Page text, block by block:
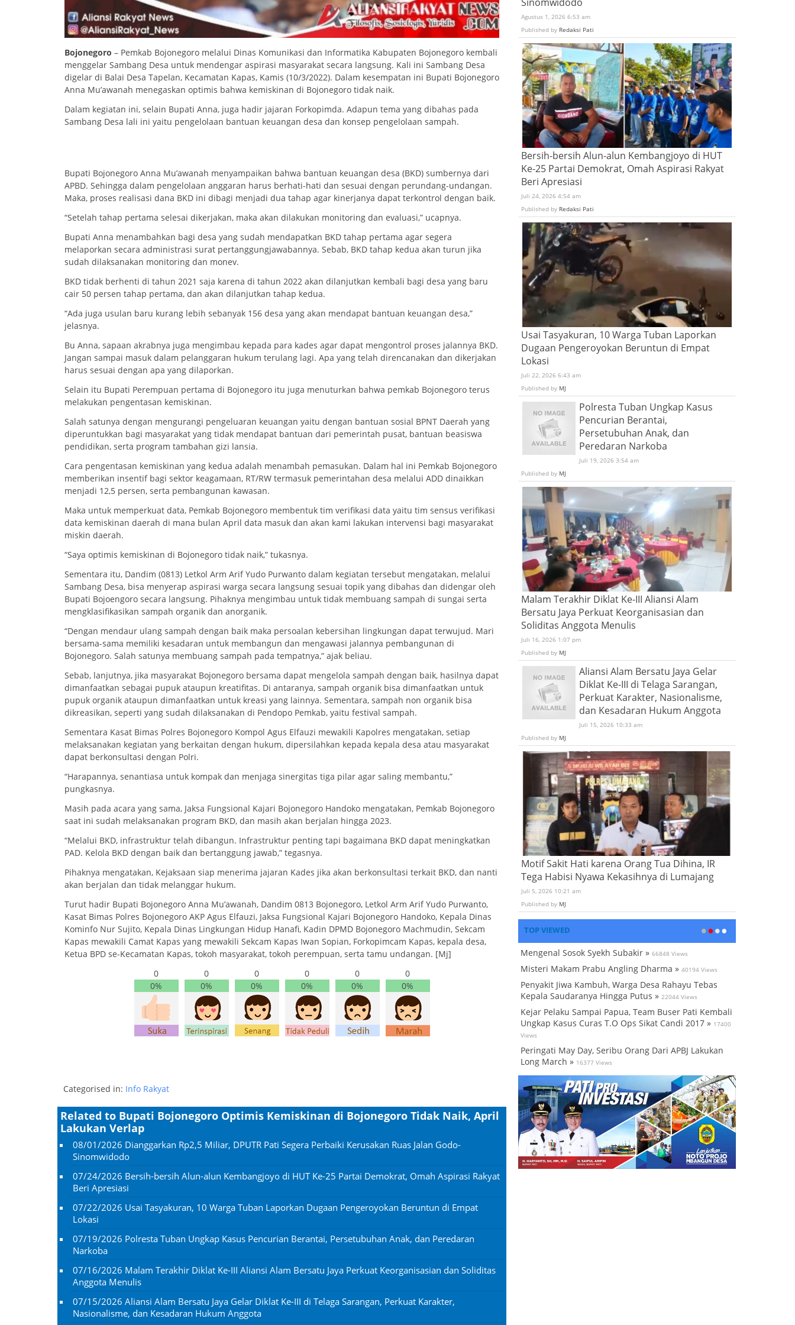
Bojonegoro – Pemkab Bojonegoro melalui Dinas Komunikasi dan Informatika Kabupaten Bojonegoro kembali
menggelar Sambang Desa untuk mendengar aspirasi masyarakat secara langsung. Kali ini Sambang Desa
digelar di Balai Desa Tapelan, Kecamatan Kapas, Kamis (10/3/2022). Dalam kesempatan ini Bupati Bojonegoro
Anna Mu’awanah menegaskan optimis bahwa kemiskinan di Bojonegoro tidak naik.
Dalam kegiatan ini, selain Bupati Anna, juga hadir jajaran Forkopimda. Adapun tema yang dibahas pada
Sambang Desa lali ini yaitu pengelolaan bantuan keuangan desa dan konsep pengelolaan sampah.
Bupati Bojonegoro Anna Mu’awanah menyampaikan bahwa bantuan keuangan desa (BKD) sumbernya dari
APBD. Sehingga dalam pengelolaan anggaran harus berhati-hati dan sesuai dengan perundang-undangan.
Maka, proses realisasi dana BKD ini dibagi menjadi dua tahap agar kinerjanya dapat terkontrol dengan baik.
“Setelah tahap pertama selesai dikerjakan, maka akan dilakukan monitoring dan evaluasi,” ucapnya.
Bupati Anna menambahkan bagi desa yang sudah mendapatkan BKD tahap pertama agar segera
melaporkan secara administrasi surat pertanggungjawabannya. Sebab, BKD tahap kedua akan turun jika
sudah dilaksanakan monitoring dan monev.
BKD tidak berhenti di tahun 2021 saja karena di tahun 2022 akan dilanjutkan kembali bagi desa yang baru
cair 50 persen tahap pertama, dan akan dilanjutkan tahap kedua.
“Ada juga usulan baru kurang lebih sebanyak 156 desa yang akan mendapat bantuan keuangan desa,”
jelasnya.
Bu Anna, sapaan akrabnya juga mengimbau kepada para kades agar dapat mengontrol proses jalannya BKD.
Jangan sampai masuk dalam pelanggaran hukum terulang lagi. Apa yang telah direncanakan dan dikerjakan
harus sesuai dengan apa yang dilaporkan.
Selain itu Bupati Perempuan pertama di Bojonegoro itu juga menuturkan bahwa pemkab Bojonegoro terus
melakukan pengentasan kemiskinan.
Salah satunya dengan mengurangi pengeluaran keuangan yaitu dengan bantuan sosial BPNT Daerah yang
diperuntukkan bagi masyarakat yang tidak mendapat bantuan dari pemerintah pusat, bantuan beasiswa
pendidikan, serta program tambahan gizi lansia.
Cara pengentasan kemiskinan yang kedua adalah menambah pemasukan. Dalam hal ini Pemkab Bojonegoro
memberikan insentif bagi sektor keagamaan, RT/RW termasuk pemerintahan desa melalui ADD dinaikkan
menjadi 12,5 persen, serta pembangunan kawasan.
Maka untuk memperkuat data, Pemkab Bojonegoro membentuk tim verifikasi data yaitu tim sensus verifikasi
data kemiskinan daerah di mana bulan April data masuk dan akan kami lakukan intervensi bagi masyarakat
miskin daerah.
“Saya optimis kemiskinan di Bojonegoro tidak naik,” tukasnya.
Sementara itu, Dandim (0813) Letkol Arm Arif Yudo Purwanto dalam kegiatan tersebut mengatakan, melalui
Sambang Desa, bisa menyerap aspirasi warga secara langsung sesuai topik yang dibahas dan didengar oleh
Bupati Bojoengoro secara langsung. Pihaknya mengimbau untuk tidak membuang sampah di sungai serta
mengklasifikasikan sampah organik dan anorganik.
“Dengan mendaur ulang sampah dengan baik maka persoalan kebersihan lingkungan dapat terwujud. Mari
bersama-sama memiliki kesadaran untuk membangun dan mengawasi jalannya pembangunan di
Bojonegoro. Salah satunya membuang sampah pada tempatnya,” ajak beliau.
Sebab, lanjutnya, jika masyarakat Bojonegoro bersama dapat mengelola sampah dengan baik, hasilnya dapat
dimanfaatkan sebagai pupuk ataupun kreatifitas. Di antaranya, sampah organik bisa dimanfaatkan untuk
pupuk organik ataupun dimanfaatkan untuk kreasi yang lainnya. Sementara, sampah non organik bisa
dikreasikan, seperti yang sudah dilaksanakan di Pendopo Pemkab, yaitu festival sampah.
Sementara Kasat Bimas Polres Bojonegoro Kompol Agus Elfauzi mewakili Kapolres mengatakan, setiap
melaksanakan kegiatan yang berkaitan dengan hukum, dipersilahkan kepada kepala desa atau masyarakat
dapat berkonsultasi dengan Polri.
“Harapannya, senantiasa untuk kompak dan menjaga sinergitas tiga pilar agar saling membantu,”
pungkasnya.
Masih pada acara yang sama, Jaksa Fungsional Kajari Bojonegoro Handoko mengatakan, Pemkab Bojonegoro
saat ini sudah melaksanakan program BKD, dan masih akan berjalan hingga 2023.
“Melalui BKD, infrastruktur telah dibangun. Infrastruktur penting tapi bagaimana BKD dapat meningkatkan
PAD. Kelola BKD dengan baik dan bertanggung jawab,” tegasnya.
Pihaknya mengatakan, Kejaksaan siap menerima jajaran Kades jika akan berkonsultasi terkait BKD, dan nanti
akan berjalan dan tidak melanggar hukum.
Turut hadir Bupati Bojonegoro Anna Mu’awanah, Dandim 0813 Bojonegoro, Letkol Arm Arif Yudo Purwanto,
Kasat Bimas Polres Bojonegoro AKP Agus Elfauzi, Jaksa Fungsional Kajari Bojonegoro Handoko, Kepala Dinas
Kominfo Nur Sujito, Kepala Dinas Lingkungan Hidup Hanafi, Kadin DPMD Bojonegoro Machmudin, Sekcam
Kapas mewakili Camat Kapas yang mewakili Sekcam Kapas Iwan Sopian, Forkopimcam Kapas, kepala desa,
Ketua BPD se-Kecamatan Kapas, tokoh masyarakat, tokoh perempuan, serta tamu undangan. [Mj]
0
0%
0
0%
0
0%
0
0%
0
0%
0
0%
Categorised in: Info Rakyat
Related to Bupati Bojonegoro Optimis Kemiskinan di Bojonegoro Tidak Naik, April
Lakukan Verlap
08/01/2026 Dianggarkan Rp2,5 Miliar, DPUTR Pati Segera Perbaiki Kerusakan Ruas Jalan Godo-
Sinomwidodo
07/24/2026 Bersih-bersih Alun-alun Kembangjoyo di HUT Ke-25 Partai Demokrat, Omah Aspirasi Rakyat
Beri Apresiasi
07/22/2026 Usai Tasyakuran, 10 Warga Tuban Laporkan Dugaan Pengeroyokan Beruntun di Empat
Lokasi
07/19/2026 Polresta Tuban Ungkap Kasus Pencurian Berantai, Persetubuhan Anak, dan Peredaran
Narkoba
07/16/2026 Malam Terakhir Diklat Ke-III Aliansi Alam Bersatu Jaya Perkuat Keorganisasian dan Soliditas
Anggota Menulis
07/15/2026 Aliansi Alam Bersatu Jaya Gelar Diklat Ke-III di Telaga Sarangan, Perkuat Karakter,
Nasionalisme, dan Kesadaran Hukum Anggota
Agustus 1, 2026 6:53 am
Published by Redaksi Pati
Bersih-bersih Alun-alun Kembangjoyo di HUT
Ke-25 Partai Demokrat, Omah Aspirasi Rakyat
Beri Apresiasi
Juli 24, 2026 4:54 am
Published by Redaksi Pati
Usai Tasyakuran, 10 Warga Tuban Laporkan
Dugaan Pengeroyokan Beruntun di Empat
Lokasi
Juli 22, 2026 6:43 am
Published by MJ
Polresta Tuban Ungkap Kasus
Pencurian Berantai,
Persetubuhan Anak, dan
Peredaran Narkoba
Juli 19, 2026 3:54 am
Published by MJ
Malam Terakhir Diklat Ke-III Aliansi Alam
Bersatu Jaya Perkuat Keorganisasian dan
Soliditas Anggota Menulis
Juli 16, 2026 1:07 pm
Published by MJ
Aliansi Alam Bersatu Jaya Gelar
Diklat Ke-III di Telaga Sarangan,
Perkuat Karakter, Nasionalisme,
dan Kesadaran Hukum Anggota
Juli 15, 2026 10:33 am
Published by MJ
Motif Sakit Hati karena Orang Tua Dihina, IR
Tega Habisi Nyawa Kekasihnya di Lumajang
Juli 5, 2026 10:21 am
Published by MJ
TOP VIEWED
Mengenal Sosok Syekh Subakir » 66848 Views
Misteri Makam Prabu Angling Dharma » 40194 Views
Penyakit Jiwa Kambuh, Warga Desa Rahayu Tebas
Kepala Saudaranya Hingga Putus » 22044 Views
Kejar Pelaku Sampai Papua, Team Buser Pati Kembali
Ungkap Kasus Curas T.O Ops Sikat Candi 2017 » 17400
Views
Peringati May Day, Seribu Orang Dari APBJ Lakukan
Long March » 16377 Views